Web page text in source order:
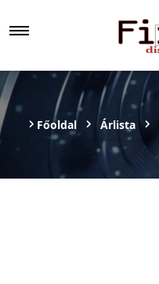
Főoldal Árlista